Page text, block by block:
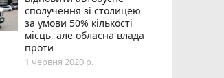
сполучення зі столицею
за умови 50% кількості
місць, але обласна влада
проти
1 червня 2020 р.